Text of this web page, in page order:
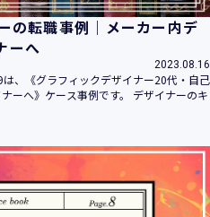
を常に認識しながら、その継
組むことをここに宣言致しま
人情報の取得・利用及び提供
達成に必要な範囲を超えた個
また、そのための措置を講じ
る法令、国が定める指針その
失、き損などのリスクに対して
て防止する規程、体制を構築
の転職事例｜メーカー内デ
ーへ
2023.08.16
、《グラフィックデザイナー20代・自己
ーへ》ケース事例です。 デザイナーのキ